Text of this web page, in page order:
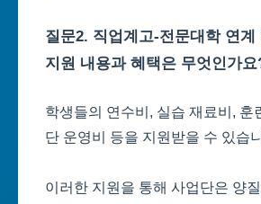
질문2. 직업계고-전문대학 연계
지원 내용과 혜택은 무엇인가요
학생들의 연수비, 실습 재료비, 훈
단 운영비 등을 지원받을 수 있습
이러한 지원을 통해 사업단은 양